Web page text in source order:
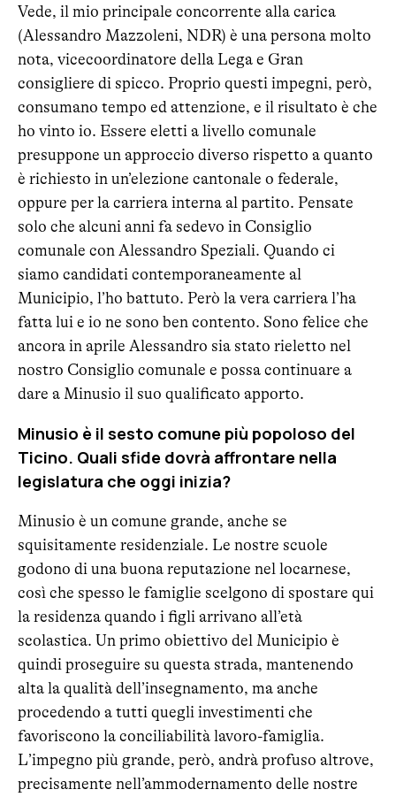
Vede, il mio principale concorrente alla carica
(Alessandro Mazzoleni, NDR) è una persona molto
nota, vicecoordinatore della Lega e Gran
consigliere di spicco. Proprio questi impegni, però,
consumano tempo ed attenzione, e il risultato è che
ho vinto io. Essere eletti a livello comunale
presuppone un approccio diverso rispetto a quanto
è richiesto in un’elezione cantonale o federale,
oppure per la carriera interna al partito. Pensate
solo che alcuni anni fa sedevo in Consiglio
comunale con Alessandro Speziali. Quando ci
siamo candidati contemporaneamente al
Municipio, l’ho battuto. Però la vera carriera l’ha
fatta lui e io ne sono ben contento. Sono felice che
ancora in aprile Alessandro sia stato rieletto nel
nostro Consiglio comunale e possa continuare a
dare a Minusio il suo qualificato apporto.
Minusio è il sesto comune più popoloso del
Ticino. Quali sfide dovrà affrontare nella
legislatura che oggi inizia?
Minusio è un comune grande, anche se
squisitamente residenziale. Le nostre scuole
godono di una buona reputazione nel locarnese,
così che spesso le famiglie scelgono di spostare qui
la residenza quando i figli arrivano all’età
scolastica. Un primo obiettivo del Municipio è
quindi proseguire su questa strada, mantenendo
alta la qualità dell’insegnamento, ma anche
procedendo a tutti quegli investimenti che
favoriscono la conciliabilità lavoro-famiglia.
L’impegno più grande, però, andrà profuso altrove,
precisamente nell’ammodernamento delle nostre